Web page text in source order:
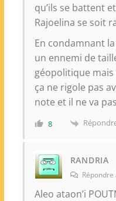
qu’ils se battent
Rajoelina se soit
En condamnant la
un ennemi de
géopolitique mais
ça ne rigole pas
note et il ne va
8
RANDRIA
Répondre
Aleo ataon’i